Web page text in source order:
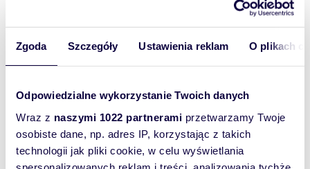
Zgoda Szczegóły Ustawienia reklam O plikach
Odpowiedzialne wykorzystanie Twoich danych
Wraz z naszymi 1022 partnerami przetwarzamy Twoje
osobiste dane, np. adres IP, korzystając z takich
technologii jak pliki cookie, w celu wyświetlania
Rzeszów,
- Pełen dostęp do infrastruktury handlowo-
przemysłowej,
- Ok. 300 m do najbliższych przystanków